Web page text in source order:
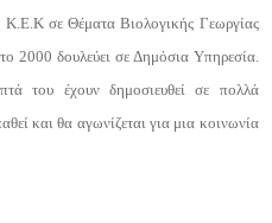
σε Θέματα Βιολογικής Γεωργίας
2000 δουλεύει σε Δημόσια Υπηρεσία.
του έχουν δημοσιευθεί σε πολλά
και θα αγωνίζεται για μια κοινωνία